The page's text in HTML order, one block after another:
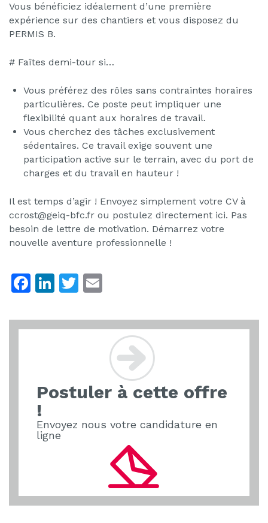
Vous bénéficiez idéalement d’une première
expérience sur des chantiers et vous disposez du
PERMIS B.
# Faîtes demi-tour si…
Vous préférez des rôles sans contraintes horaires
particulières. Ce poste peut impliquer une
flexibilité quant aux horaires de travail.
Vous cherchez des tâches exclusivement
sédentaires. Ce travail exige souvent une
participation active sur le terrain, avec du port de
charges et du travail en hauteur !
Il est temps d’agir ! Envoyez simplement votre CV à
ccrost@geiq-bfc.fr ou postulez directement ici. Pas
besoin de lettre de motivation. Démarrez votre
nouvelle aventure professionnelle !
F
c
o
k
Li
k
T
itt ai
Postuler à cette offre
!
Envoyez nous votre candidature en
ligne